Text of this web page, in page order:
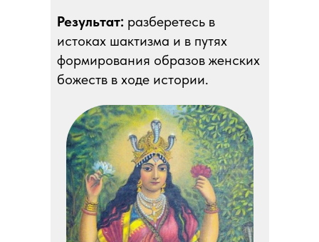
Результат: разберетесь в
истоках шактизма и в путях
формирования образов женских
божеств в ходе истории.